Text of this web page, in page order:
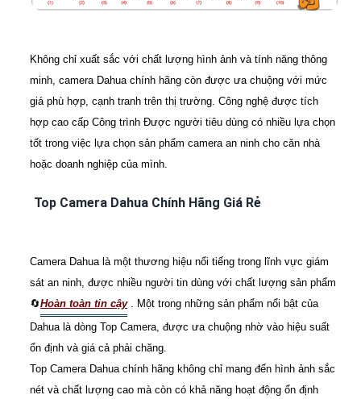
Không chỉ xuất sắc với chất lượng hình ảnh và tính năng thông
minh, camera Dahua chính hãng còn được ưa chuộng với mức
giá phù hợp, cạnh tranh trên thị trường. Công nghệ được tích
hợp cao cấp Công trình Được người tiêu dùng có nhiều lựa chọn
tốt trong việc lựa chọn sản phẩm camera an ninh cho căn nhà
hoặc doanh nghiệp của mình.
Top Camera Dahua Chính Hãng Giá Rẻ
Camera Dahua là một thương hiệu nổi tiếng trong lĩnh vực giám
sát an ninh, được nhiều người tin dùng với chất lượng sản phẩm
🔄Hoàn toàn tin cậy. Một trong những sản phẩm nổi bật của
Dahua là dòng Top Camera, được ưa chuộng nhờ vào hiệu suất
ổn định và giá cả phải chăng.
Top Camera Dahua chính hãng không chỉ mang đến hình ảnh sắc
nét và chất lượng cao mà còn có khả năng hoạt động ổn định